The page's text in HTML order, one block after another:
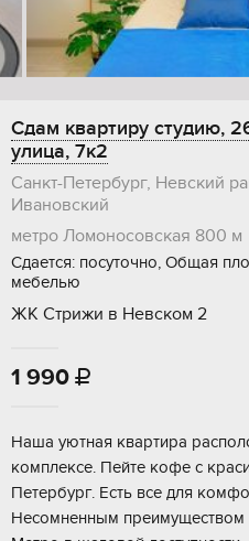
Сдам квартиру студию,
улица, 7к2
Санкт-Петербург, Невский
Ивановский
метро Ломоносовская 800 м
Сдается: посуточно, Общая
мебелью
ЖК Стрижи в Невском 2
1 990 
Наша уютная квартира
комплексе. Пейте кофе с
Петербург. Есть все для
Несомненным преимуществом